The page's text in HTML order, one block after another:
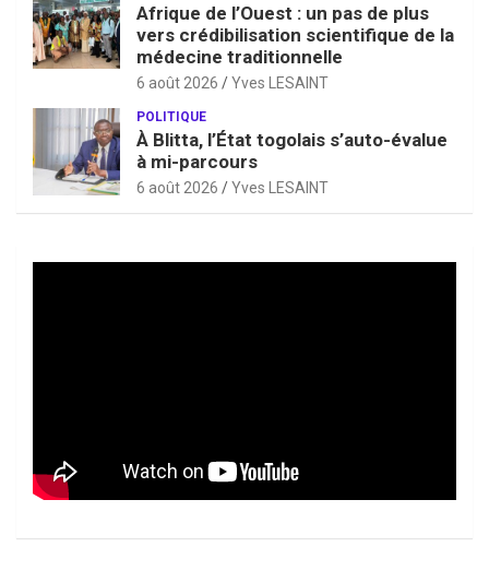
Afrique de l’Ouest : un pas de plus
vers crédibilisation scientifique de la
médecine traditionnelle
6 août 2026 Yves LESAINT
POLITIQUE
À Blitta, l’État togolais s’auto-évalue
à mi-parcours
6 août 2026 Yves LESAINT